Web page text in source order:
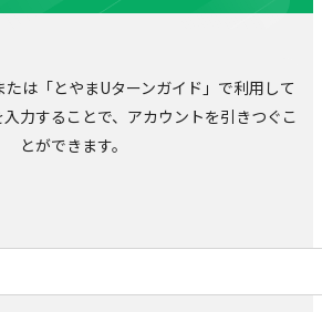
たは「とやまUターンガイド」で利用して
力することで、アカウントを引きつぐこ
とができます。